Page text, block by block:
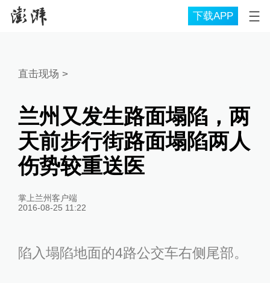
下载APP
直击现场 >
兰州又发生路面塌陷，两
天前步行街路面塌陷两人
伤势较重送医
掌上兰州客户端
2016-08-25 11:22
陷入塌陷地面的4路公交车右侧尾部。